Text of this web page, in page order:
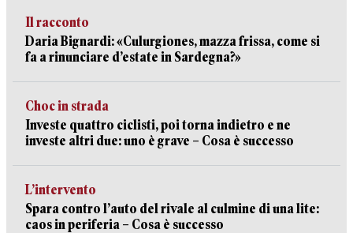
Il racconto
Daria Bignardi: «Culurgiones, mazza frissa, come si
fa a rinunciare d’estate in Sardegna?»
Choc in strada
Investe quattro ciclisti, poi torna indietro e ne
investe altri due: uno è grave – Cosa è successo
L’intervento
Spara contro l’auto del rivale al culmine di una lite:
caos in periferia – Cosa è successo